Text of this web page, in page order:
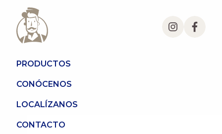
PRODUCTOS
CONÓCENOS
LOCALÍZANOS
CONTACTO